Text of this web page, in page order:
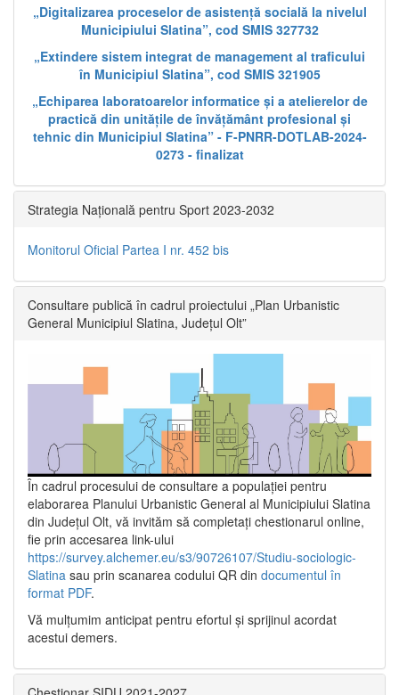
„Digitalizarea proceselor de asistență socială la nivelul
Municipiului Slatina”, cod SMIS 327732
„Extindere sistem integrat de management al traficului
în Municipiul Slatina”, cod SMIS 321905
„Echiparea laboratoarelor informatice și a atelierelor de
practică din unitățile de învățământ profesional și
tehnic din Municipiul Slatina” - F-PNRR-DOTLAB-2024-
0273 - finalizat
Strategia Națională pentru Sport 2023-2032
Monitorul Oficial Partea I nr. 452 bis
Consultare publică în cadrul proiectului „Plan Urbanistic
General Municipiul Slatina, Județul Olt”
În cadrul procesului de consultare a populaţiei pentru
elaborarea Planului Urbanistic General al Municipiului Slatina
din Județul Olt, vă invităm să completați chestionarul online,
fie prin accesarea link-ului
https://survey.alchemer.eu/s3/90726107/Studiu-sociologic-
Slatina sau prin scanarea codului QR din documentul în
format PDF.
Vă mulţumim anticipat pentru efortul şi sprijinul acordat
acestui demers.